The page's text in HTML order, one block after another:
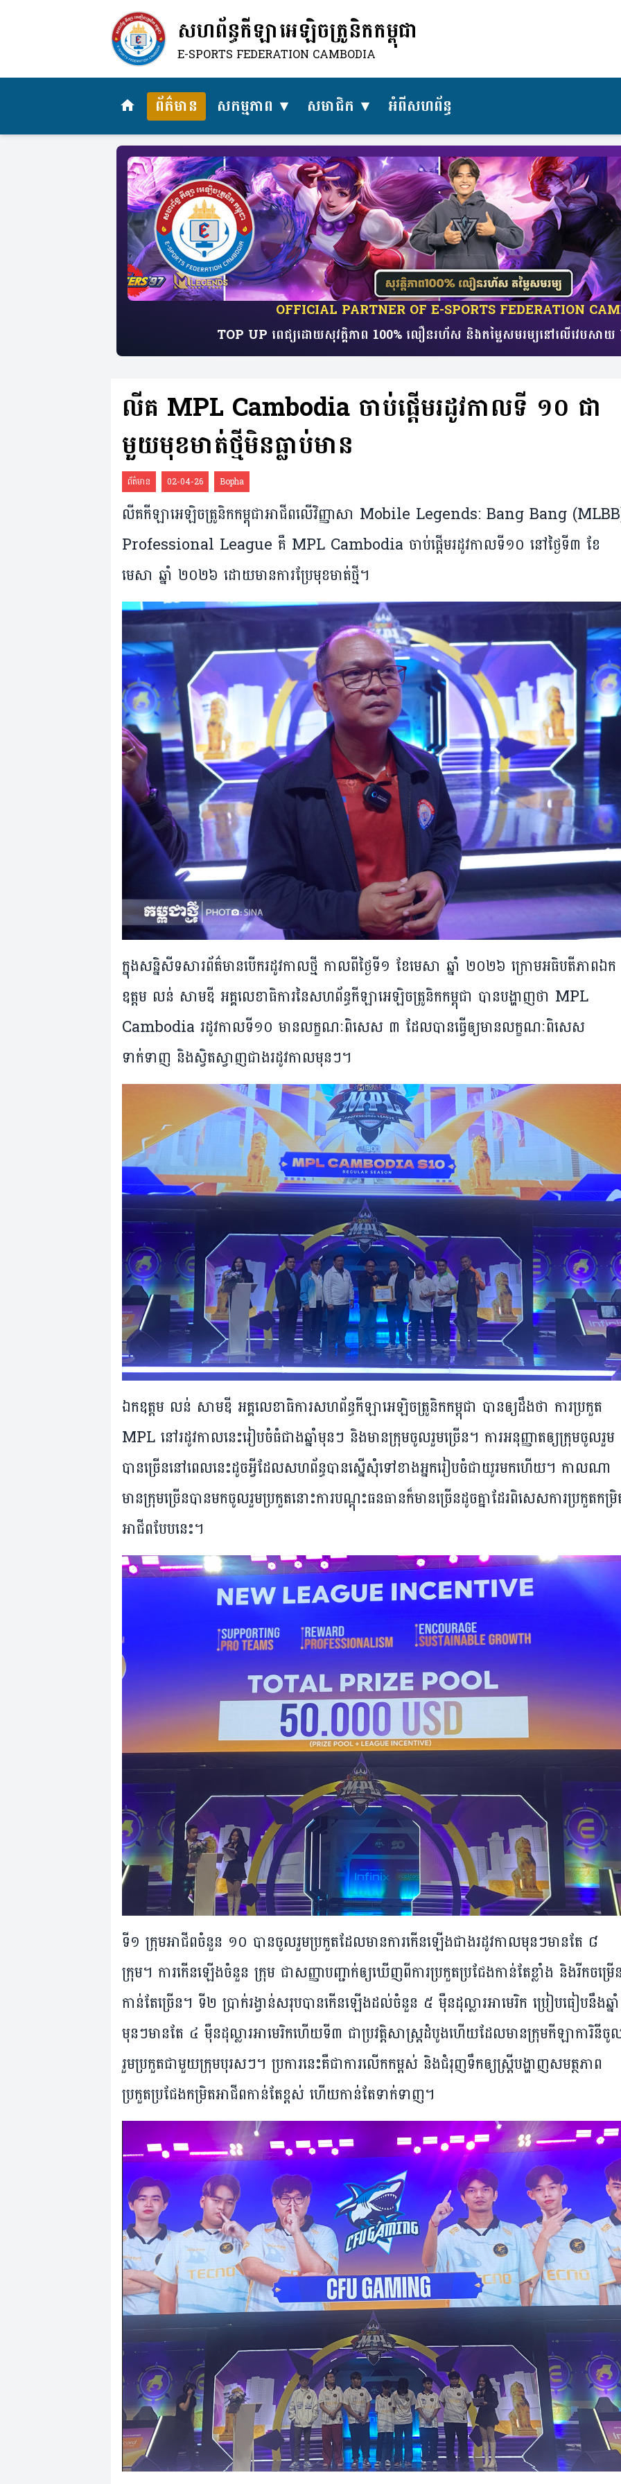
សហព័ន្ធកីឡាអេឡិចត្រូនិកកម្ពុជា
E-SPORTS FEDERATION CAMBODIA
home ព័ត៌មាន សកម្មភាព សមាជិក អំពីសហព័ន្ធ​
​OFFICIAL PARTNER OF E-SPORTS FEDERATION
TOP UP ពេជ្យដោយសុវត្តិភាព 100% លឿនរហ័ស​ និងតម្លៃសមរម្យ​​នៅលើវេបសា
លីគ MPL Cambodia ចាប់​ផ្តើម​រដូវ​កាលទី​ ១០ ​ជា​
មួយ​មុខ​មាត់​ថ្មី​មិន​ធ្លាប់​មាន
ព័ត៌មាន 02-04-26 Bopha
លីគ​​កីឡា​អេឡិចត្រូនិក​កម្ពុជា​អាជីព​លើ​វិញ្ញាសា Mobile Legends: Bang Bang
Professional League គឺ MPL Cambodia ចាប់​ផ្តើម​រដូវកាល​ទី​១០ នៅ​ថ្ងៃ​ទី​៣ ខែ​
មេសា ឆ្នាំ ២០២៦ ដោយ​មាន​ការ​ប្រែ​មុខ​មាត់​ថ្មី។
ក្នុង​សន្និសីទ​សារព័ត៌មាន​បើក​រដូវ​កាល​ថ្មី កាល​ពី​ថ្ងៃ​ទី​១ ខែ​មេសា ឆ្នាំ ២០២៦ ក្រោម​អធិបតី​ភាព​ឯក​
ឧត្តម លន់ សាមឌី អគ្គលេខាធិការ​នៃ​សហព័ន្ធ​កីឡា​អេឡិចត្រូនិក​កម្ពុជា បាន​បង្ហាញ​ថា MPL
Cambodia រដូវ​កាល​ទី​១០ មាន​លក្ខណៈ​ពិសេស ៣ ​ដែល​បាន​ធ្វើ​ឲ្យ​មាន​លក្ខណៈ​ពិសេស
ទាក់ទាញ និង​ស្វិត​ស្វាញ​ជាង​រដូវ​កាល​មុន​ៗ។
ឯកឧត្តម​ លន់​ សាមឌី អគ្គលេខាធិការ​សហព័ន្ធ​កីឡា​អេឡិចត្រូនិក​កម្ពុជា​ បាន​ឲ្យ​ដឹង​ថា​ ការ​ប្រកួត​
MPL នៅ​រដូវ​កាល​នេះ​រៀបចំ​ធំ​ជាង​ឆ្នាំ​មុនៗ​ និង​មាន​ក្រុម​ចូលរួម​ច្រើន។​ ការ​អនុញ្ញាត​ឲ្យ​ក្រុម​ចូលរួម​
បាន​ច្រើន​នៅ​ពេល​នេះ​ដូច​អ្វី​ដែល​សហព័ន្ធ​បាន​ស្នើសុំ​ទៅ​ខាង​អ្នក​រៀបចំ​ជា​យូរ​មកហើយ។​ កាល​ណា​
មាន​ក្រុម​ច្រើន​បាន​មក​ចូលរួម​ប្រកួត​នោះ​ការ​បណ្ដុះ​ធនធាន​ក៏​មាន​ច្រើន​ដូច​គ្នា​ដែរ​ពិសេស​ការ​ប្រកួត​កម្
អាជីព​បែប​នេះ។​
ទី១ ក្រុម​អាជីព​ចំនួន ១០ បាន​ចូល​រួម​ប្រកួត​ដែល​​មាន​ការ​កើន​ឡើង​ជាង​រដូវ​កាល​មុន​ៗ​មាន​តែ ៨
ក្រុម។ ការ​កើន​ឡើង​ចំនួន ក្រុម ជា​សញ្ញាបញ្ជាក់​ឲ្យ​ឃើញ​ពី​ការ​ប្រកួត​ប្រជែង​កាន់​តែ​ខ្លាំង និង​រីក​ចម្រើ
កាន់​​តែ​ច្រើន។ ទី​២ ប្រាក់​រង្វាន់​សរុប​បាន​កើន​ឡើង​ដល់​ចំនួន ៥ ម៉ឺន​ដុល្លារ​អាមេរិក ប្រៀប​ធៀប​នឹង​ឆ្នាំ​
មុន​ៗ​មាន​តែ ៤ ម៉ឺន​ដុល្លារ​អាមេរិក​ហើយ​ទី​៣ ជា​ប្រវត្តិ​សាស្ត្រ​ដំបូង​ហើយ​ដែល​មាន​ក្រុម​កីឡាការិនី​
រួម​ប្រកួត​ជា​មួយ​ក្រុម​បុរសៗ។ ប្រការ​នេះ​គឺ​ជា​ការ​លើក​កម្ពស់ និង​ជំរុញ​ទឹក​ឲ្យ​ស្ត្រី​​បង្ហាញ​សមត្ថភាព​
ប្រកួត​ប្រជែង​កម្រិត​អាជីព​កាន់​តែខ្ពស់ ហើយ​កាន់​តែ​ទាក់​ទាញ។